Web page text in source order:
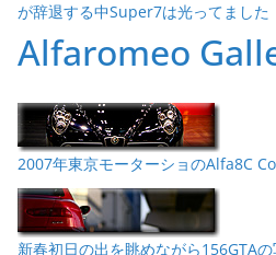
が辞退する中Super7は光ってました
Alfaromeo
2007年東京モーターショのAlfa8C
新春初日の出を眺めながら156GTA